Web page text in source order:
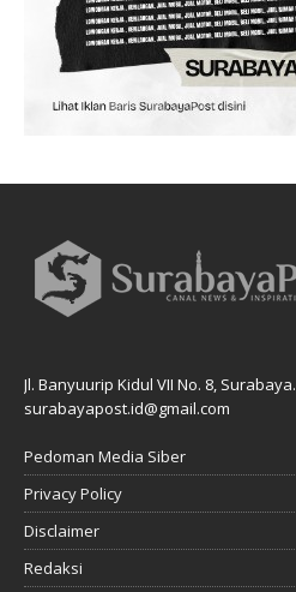
Jl. Banyuurip Kidul VII No. 8, Surabaya.
surabayapost.id@gmail.com
Pedoman Media Siber
Privacy Policy
Disclaimer
Redaksi